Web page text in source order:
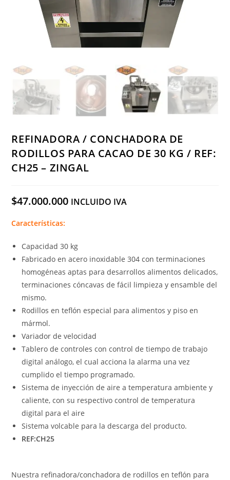
REFINADORA / CONCHADORA DE
RODILLOS PARA CACAO DE 30 KG / REF:
CH25 – ZINGAL
$47.000.000 INCLUIDO IVA
Características:
Capacidad 30 kg
Fabricado en acero inoxidable 304 con terminaciones
homogéneas aptas para desarrollos alimentos delicados,
terminaciones cóncavas de fácil limpieza y ensamble del
mismo.
Rodillos en teflón especial para alimentos y piso en
mármol.
Variador de velocidad
Tablero de controles con control de tiempo de trabajo
digital análogo, el cual acciona la alarma una vez
cumplido el tiempo programado.
Sistema de inyección de aire a temperatura ambiente y
caliente, con su respectivo control de temperatura
digital para el aire
Sistema volcable para la descarga del producto.
REF:CH25
Nuestra refinadora/conchadora de rodillos en teflón para